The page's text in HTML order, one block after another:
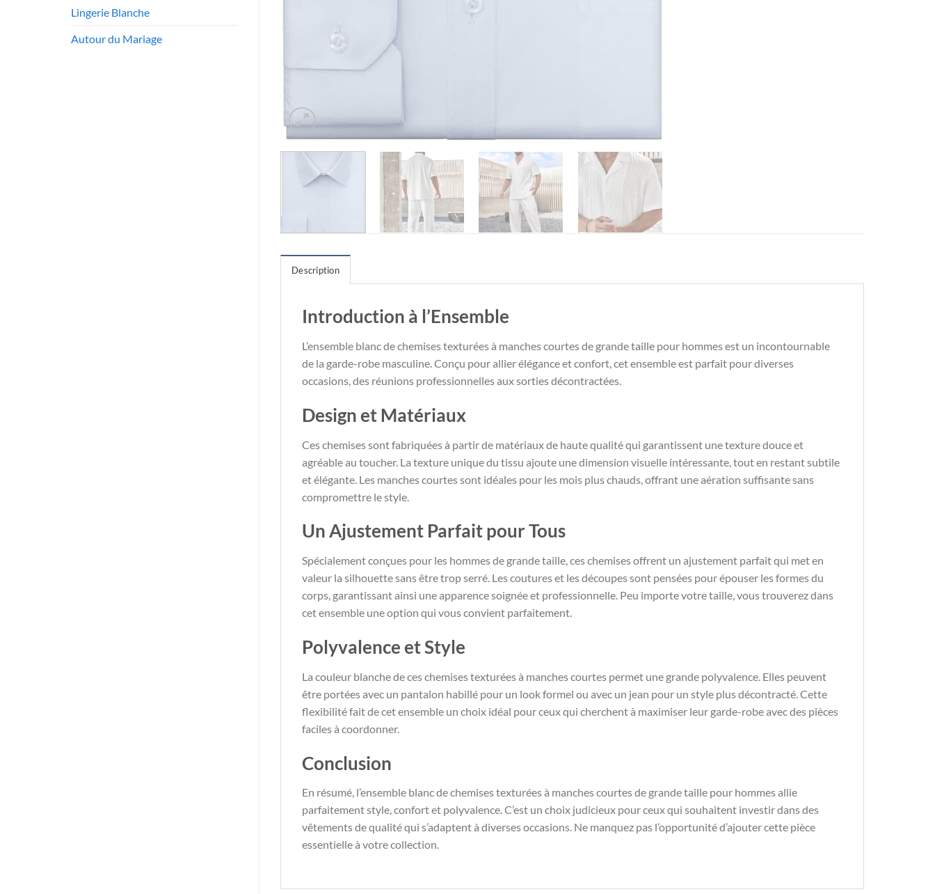
Lingerie Blanche
Autour du Mariage
Description
Introduction à l’Ensemble
L’ensemble blanc de chemises texturées à manches courtes de grande taille pour hommes est un incontournable
de la garde-robe masculine. Conçu pour allier élégance et confort, cet ensemble est parfait pour diverses
occasions, des réunions professionnelles aux sorties décontractées.
Design et Matériaux
Ces chemises sont fabriquées à partir de matériaux de haute qualité qui garantissent une texture douce et
agréable au toucher. La texture unique du tissu ajoute une dimension visuelle intéressante, tout en restant subtile
et élégante. Les manches courtes sont idéales pour les mois plus chauds, offrant une aération suffisante sans
compromettre le style.
Un Ajustement Parfait pour Tous
Spécialement conçues pour les hommes de grande taille, ces chemises offrent un ajustement parfait qui met en
valeur la silhouette sans être trop serré. Les coutures et les découpes sont pensées pour épouser les formes du
corps, garantissant ainsi une apparence soignée et professionnelle. Peu importe votre taille, vous trouverez dans
cet ensemble une option qui vous convient parfaitement.
Polyvalence et Style
La couleur blanche de ces chemises texturées à manches courtes permet une grande polyvalence. Elles peuvent
être portées avec un pantalon habillé pour un look formel ou avec un jean pour un style plus décontracté. Cette
flexibilité fait de cet ensemble un choix idéal pour ceux qui cherchent à maximiser leur garde-robe avec des pièces
faciles à coordonner.
Conclusion
En résumé, l’ensemble blanc de chemises texturées à manches courtes de grande taille pour hommes allie
parfaitement style, confort et polyvalence. C’est un choix judicieux pour ceux qui souhaitent investir dans des
vêtements de qualité qui s’adaptent à diverses occasions. Ne manquez pas l’opportunité d’ajouter cette pièce
essentielle à votre collection.